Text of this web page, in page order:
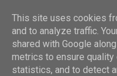
This site uses cookies
and to analyze traffic.
shared with Google
metrics to ensure
statistics, and to detect